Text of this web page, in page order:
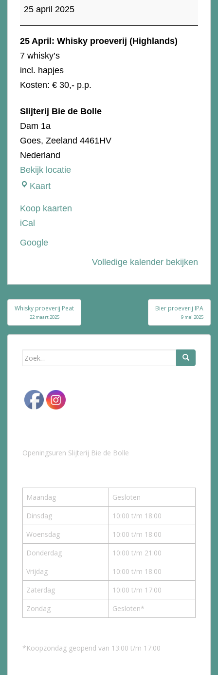
proeverij
25 april 2025
25 April: Whisky proeverij (Highlands)
7 whisky’s
incl. hapjes
Kosten: € 30,- p.p.
Slijterij Bie de Bolle
Dam 1a
Goes, Zeeland 4461HV
Nederland
Bekijk locatie
KaartSlijterij
de
Koop kaarten
iCal
Google
Volledige kalender bekijken
Bericht
navigatie
Whisky proeverij Peat
22 maart 2025
Bier proeverij IPA
9 mei 2025
Zoek
Openingsuren Slijterij Bie de Bolle
Maandag
Gesloten
Dinsdag
10:00 t/m 18:00
Woensdag
10:00 t/m 18:00
Donderdag
10:00 t/m 21:00
Vrijdag
10:00 t/m 18:00
Zaterdag
10:00 t/m 17:00
Zondag
Gesloten*
*Koopzondag geopend van 13:00 t/m 17:00